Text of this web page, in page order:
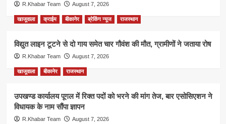
R.Khabar Team August 7, 2026
खाजूवाला क्राईम बीकानेर ब्रेकिंग न्यूज राजस्थान
विद्युत लाइन टूटने से दो गाय समेत चार गौवंश की मौत, ग्रामीणों ने जताया रोष
R.Khabar Team August 7, 2026
खाजूवाला बीकानेर राजस्थान
उपखण्ड कार्यालय पूगल में रिक्त पदों को भरने की मांग तेज, बार एसोसिएशन ने
विधायक के नाम सौंपा ज्ञापन
R.Khabar Team August 7, 2026